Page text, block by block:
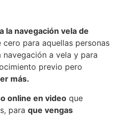
la navegación vela de
cero para aquellas personas
a vela y para
previo pero
más.
online en video que
para que vengas